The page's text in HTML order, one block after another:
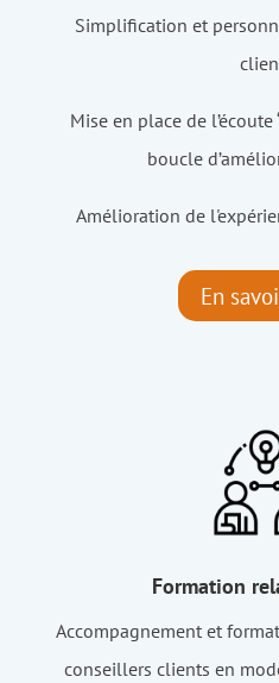
Simplification et
Mise en place de
boucle
Amélioration de
En
Formation
Accompagnement et
conseillers clients en